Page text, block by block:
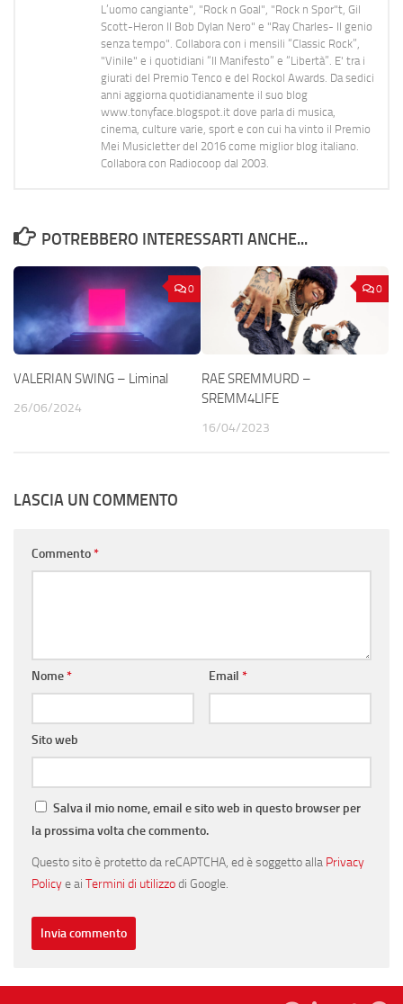
L’uomo cangiante", "Rock n Goal", "Rock n Spor"t, Gil
Scott-Heron Il Bob Dylan Nero" e "Ray Charles- Il genio
senza tempo". Collabora con i mensili “Classic Rock”,
"Vinile" e i quotidiani “Il Manifesto” e “Libertà”. E' tra i
giurati del Premio Tenco e del Rockol Awards. Da sedici
anni aggiorna quotidianamente il suo blog
www.tonyface.blogspot.it dove parla di musica,
cinema, culture varie, sport e con cui ha vinto il Premio
Mei Musicletter del 2016 come miglior blog italiano.
Collabora con Radiocoop dal 2003.
POTREBBERO INTERESSARTI ANCHE...
0
VALERIAN SWING – Liminal
26/06/2024
0
RAE SREMMURD –
SREMM4LIFE
16/04/2023
LASCIA UN COMMENTO
Commento*
Nome* Email *
Sito web
Salva il mio nome, email e sito web in questo browser per
la prossima volta che commento.
Questo sito è protetto da reCAPTCHA, ed è soggetto alla Privacy
Policye ai Termini di utilizzodi Google.